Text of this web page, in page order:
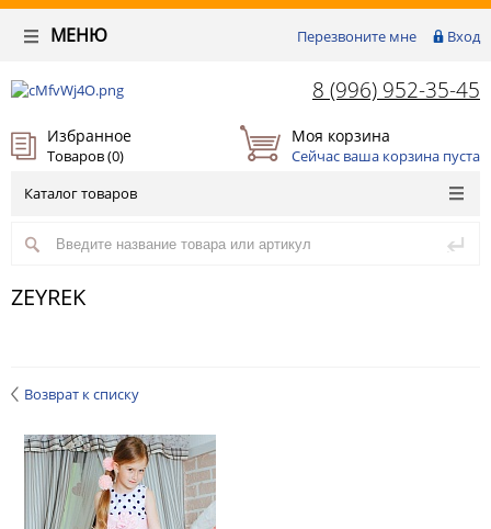
Перезвоните мне Вход
МЕНЮ
8 (996) 952-35-45
Избранное
Товаров (0)
Моя корзина
Сейчас ваша корзина пуста
Каталог товаров
ZEYREK
Возврат к списку